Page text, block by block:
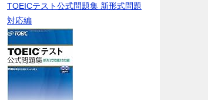
TOEICテスト公式問題集 新形式問題
対応編